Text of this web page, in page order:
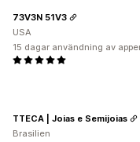
73V3N 51V3
USA
15 dagar användning av
TTECA | Joias e Semijoias
Brasilien